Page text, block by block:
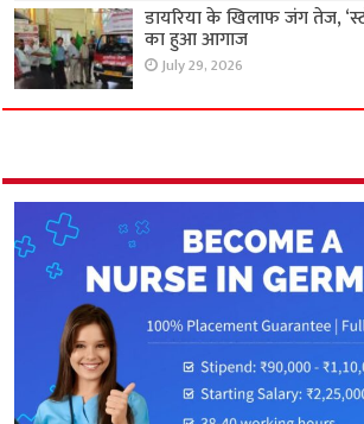
डायरिया के खिलाफ जंग तेज,
का हुआ आगाज
July 29, 2026